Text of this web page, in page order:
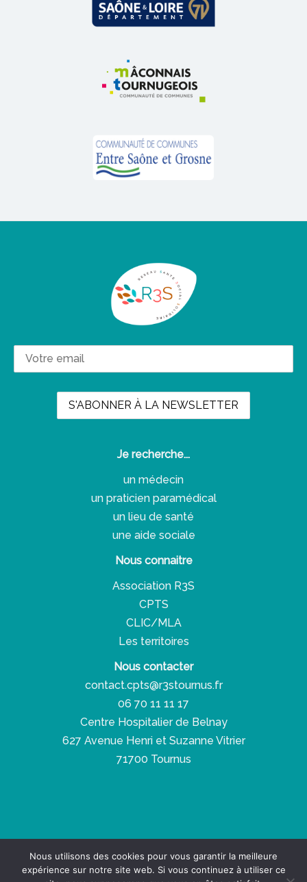
Je recherche...
un médecin
un praticien paramédical
un lieu de santé
une aide sociale
Nous connaitre
Association R3S
CPTS
CLIC/MLA
Les territoires
Nous contacter
contact.cpts@r3stournus.fr
06 70 11 11 17
Centre Hospitalier de Belnay
627 Avenue Henri et Suzanne Vitrier
71700 Tournus
Espace presse-Espace pro -RGPD
Nous utilisons des cookies pour vous garantir la meilleure
expérience sur notre site web. Si vous continuez à utiliser ce